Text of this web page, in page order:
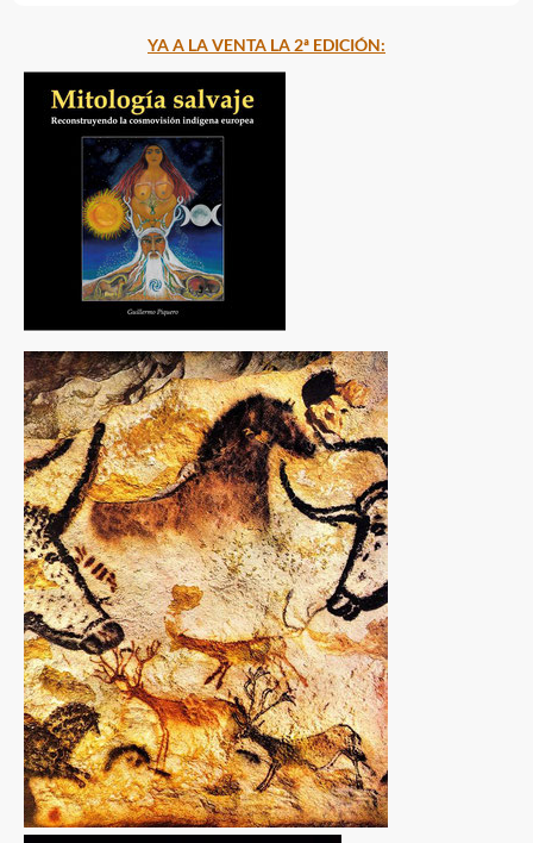
YA A LA VENTA LA 2ª EDICIÓN: